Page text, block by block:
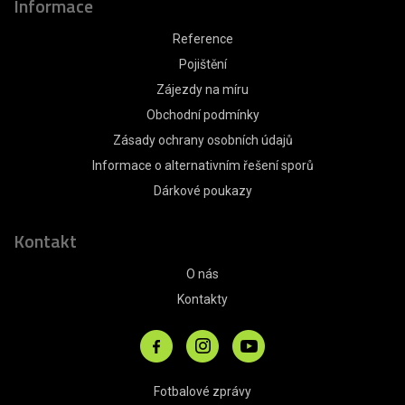
Reference
Pojištění
Zájezdy na míru
Obchodní podmínky
Zásady ochrany osobních údajů
Informace o alternativním řešení sporů
Dárkové poukazy
Kontakt
O nás
Kontakty
Fotbalové zprávy